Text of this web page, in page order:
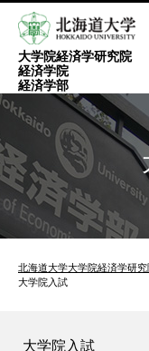
大学院経済学研究院
経済学院
経済学部
北海道大学大学院経済学研
大学院入試
大学院入試